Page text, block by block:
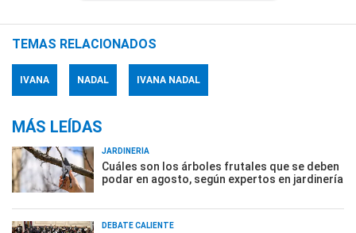
TEMAS RELACIONADOS
IVANA NADAL IVANA NADAL
MÁS LEÍDAS
JARDINERÍA
Cuáles son los árboles frutales que se deben
podar en agosto, según expertos en jardinería
DEBATE CALIENTE